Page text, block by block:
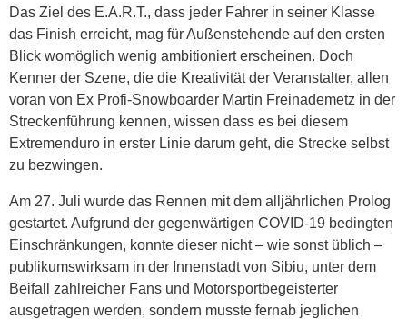
Das Ziel des E.A.R.T., dass jeder Fahrer in seiner Klasse
das Finish erreicht, mag für Außenstehende auf den ersten
Blick womöglich wenig ambitioniert erscheinen. Doch
Kenner der Szene, die die Kreativität der Veranstalter, allen
voran von Ex Profi-Snowboarder Martin Freinademetz in der
Streckenführung kennen, wissen dass es bei diesem
Extremenduro in erster Linie darum geht, die Strecke selbst
zu bezwingen.
Am 27. Juli wurde das Rennen mit dem alljährlichen Prolog
gestartet. Aufgrund der gegenwärtigen COVID-19 bedingten
Einschränkungen, konnte dieser nicht – wie sonst üblich –
publikumswirksam in der Innenstadt von Sibiu, unter dem
Beifall zahlreicher Fans und Motorsportbegeisterter
ausgetragen werden, sondern musste fernab jeglichen